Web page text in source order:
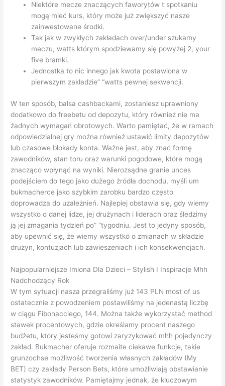
Niektóre mecze znaczących faworytów t spotkaniu
mogą mieć kurs, który może już zwiększyć nasze
zainwestowane środki.
Tak jak w zwykłych zakładach over/under szukamy
meczu, watts którym spodziewamy się powyżej 2, your
five bramki.
Jednostka to nic innego jak kwota postawiona w
pierwszym zakładzie” “watts pewnej sekwencji.
W ten sposób, balsa cashbackami, zostaniesz uprawniony
dodatkowo do freebetu od depozytu, który również nie ma
żadnych wymagań obrotowych. Warto pamiętać, że w ramach
odpowiedzialnej gry można również ustawić limity depozytów
lub czasowe blokady konta. Ważne jest, aby znać formę
zawodników, stan toru oraz warunki pogodowe, które mogą
znacząco wpłynąć na wyniki. Nierozsądne granie unces
podejściem do tego jako dużego źródła dochodu, myśli um
bukmacherce jako szybkim zarobku bardzo często
doprowadza do uzależnień. Najlepiej obstawia się, gdy wiemy
wszystko o danej lidze, jej drużynach i liderach oraz śledzimy
ją jej zmagania tydzień po” “tygodniu. Jest to jedyny sposób,
aby upewnić się, że wiemy wszystko o zmianach w składzie
drużyn, kontuzjach lub zawieszeniach i ich konsekwencjach.
Najpopularniejsze Imiona Dla Dzieci – Stylish I Inspiracje Mhh
Nadchodzący Rok
W tym sytuacji nasza przegraliśmy już 143 PLN most of us
ostatecznie z powodzeniem postawiliśmy na jedenastą liczbę
w ciągu Fibonacciego, 144. Można także wykorzystać method
stawek procentowych, gdzie określamy procent naszego
budżetu, który jesteśmy gotowi zaryzykować mhh pojedynczy
zakład. Bukmacher oferuje rozmaite ciekawe funkcje, takie
grunzochse możliwość tworzenia własnych zakładów (My
BET) czy zakłady Person Bets, które umożliwiają obstawianie
statystyk zawodników. Pamiętajmy jednak, że kluczowym